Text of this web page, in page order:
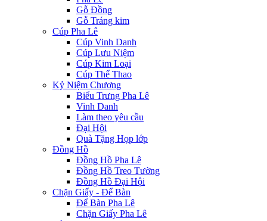
Gỗ Đồng
Gỗ Tráng kim
Cúp Pha Lê
Cúp Vinh Danh
Cúp Lưu Niệm
Cúp Kim Loại
Cúp Thể Thao
Kỷ Niệm Chương
Biểu Trưng Pha Lê
Vinh Danh
Làm theo yêu cầu
Đại Hội
Quà Tặng Họp lớp
Đồng Hồ
Đồng Hồ Pha Lê
Đồng Hồ Treo Tường
Đồng Hồ Đại Hội
Chặn Giấy - Để Bàn
Để Bàn Pha Lê
Chặn Giấy Pha Lê